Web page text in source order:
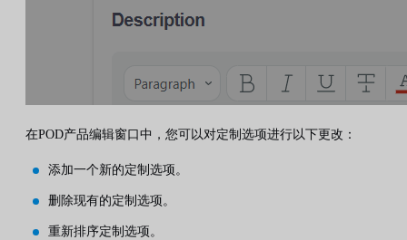
在POD产品编辑窗口中，您可以对定制选项进行以下更改：
添加一个新的定制选项。
删除现有的定制选项。
重新排序定制选项。